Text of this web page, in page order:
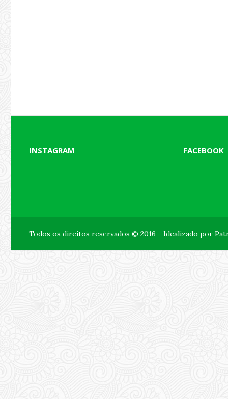
INSTAGRAM FACEBOOK
Todos os direitos reservados © 2016 - Idealizado por